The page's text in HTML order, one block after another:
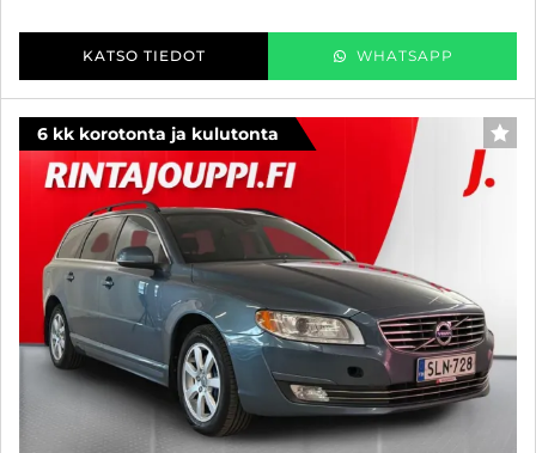
KATSO TIEDOT WHATSAPP
6 kk korotonta ja kulutonta